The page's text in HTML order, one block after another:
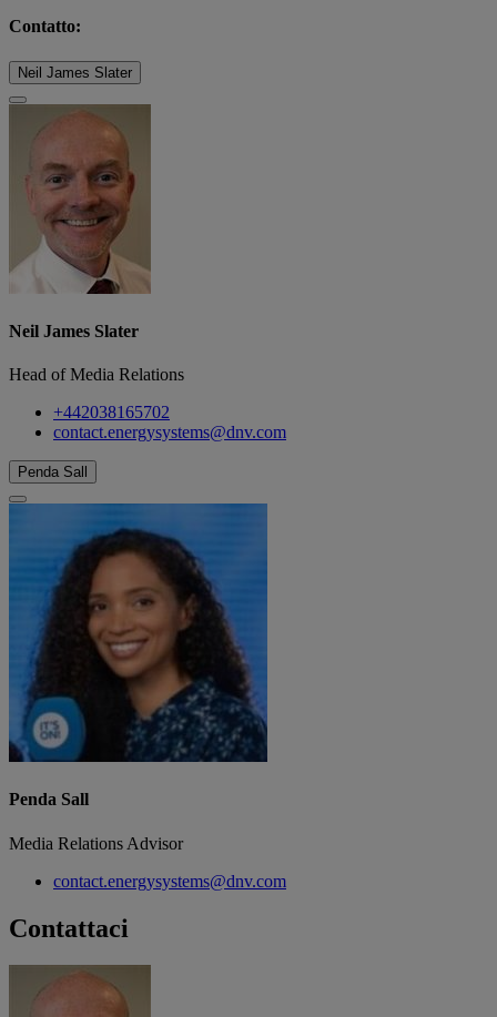
Contatto:
Neil James Slater
Neil James Slater
Head of Media Relations
+442038165702
contact.energysystems@dnv.com
Penda Sall
Penda Sall
Media Relations Advisor
contact.energysystems@dnv.com
Contattaci